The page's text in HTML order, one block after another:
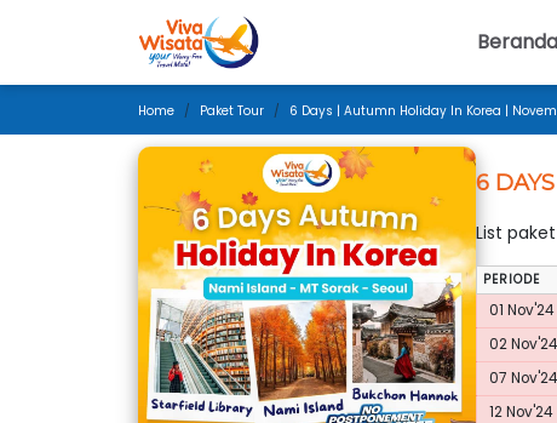
Beranda
Home Paket Tour 6 Days | Autumn Holiday In Korea |
6
List
PERIODE
01
02
07
12